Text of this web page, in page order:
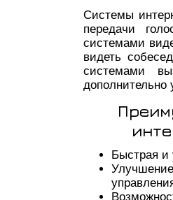
Системы
передачи
системами
видеть
системами
дополнительно
Быстрая и